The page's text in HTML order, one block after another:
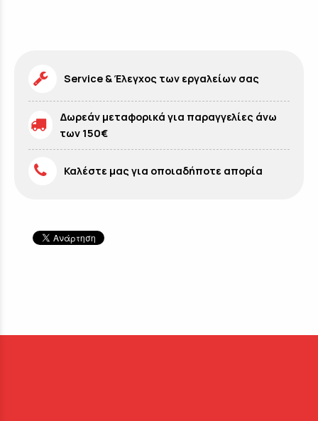
Service & Έλεγχος των εργαλείων σας
Δωρεάν μεταφορικά για παραγγελίες άνω
των 150€
Καλέστε μας για οποιαδήποτε απορία